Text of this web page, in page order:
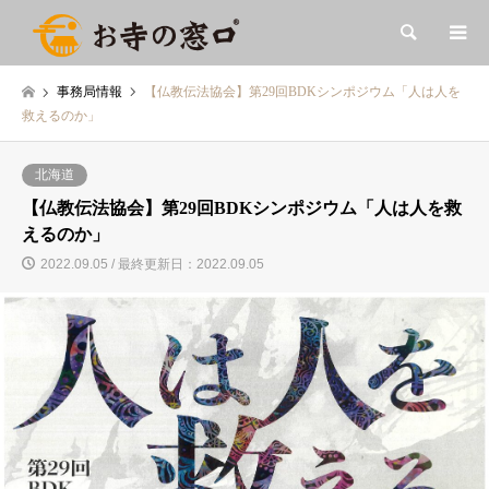
検索
事務局情報
【仏教伝法協会】第29回BDKシンポジウム「人は人を
救えるのか」
北海道
【仏教伝法協会】第29回BDKシンポジウム「人は人を救
えるのか」
2022.09.05 / 最終更新日：2022.09.05